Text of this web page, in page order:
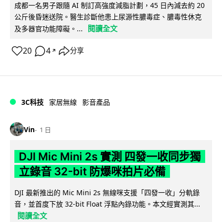
成都一名男子跟隨 AI 制訂高強度減脂計劃，45 日內減去約 20
公斤後昏迷送院。醫生診斷他患上尿源性膿毒症、膿毒性休克
及多器官功能障礙。...
閱讀全文
20 4 ↗ 分享
3C科技 家居無線 影音產品
Vin 1 日
DJI Mic Mini 2s 實測 四發一收同步獨
立錄音 32-bit 防爆咪拍片必備
DJI 最新推出的 Mic Mini 2s 無線咪支援「四發一收」分軌錄
音，並首度下放 32-bit Float 浮點內錄功能。本文經實測其...
閱讀全文